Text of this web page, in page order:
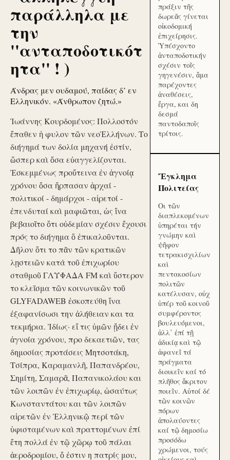
παράλληλα με
την
''ανταποδοτικότ
ητα'' ! )
Άνδρας μεν ουδαμού, παίδας δ’ εν
Ελληνικόν. «Άνθρωπον ζητώ.»
Ἰωάννης Κουρδομένος: Πολλοστόν
ἔπαθεν ἡ φυλον τῶν νεοἙλλήνων. Το
διήγημά των δολία μηχανή ἐστίν,
ὥσπερ καὶ ὅσα εὐαγγελίζονται.
Ἐσκεμμένως προὔτεινα ἐν ἀγνοίᾳ
χρόνου ὅσα ἥρπασαν ἀρχαί -
πολιτικοί - δημάρχοι - αἱρετοί -
ἐπενδυταί καὶ μαφιῶται, ὡς ἵνα
βεβαιοῖτο ὅτι οὐδεμίαν σχέσιν ἔχουσι
πρός το διήγημα ὃ ἐπικαλοῦνται.
Δῆλον ὅτι το πᾶν τῶν κρατικῶν
λῃστειῶν κατὰ τοῦ ἐπιχωρίου
σταθμοῦ ΓΛΥΦΑΔΑ FM καὶ ὕστερον
το κλεῖσμα τῶν κοινωνικῶν τοῦ
GLYFADAWEB ἐσκοπεύθη ἵνα
ἐξαφανίσωσι την ἀλήθειαν και τα
τεκμήρια. Ἰδίως· εἴ τις ὑμῶν ᾔδει ἐν
ἀγνοία χρόνου, προ δεκαετιῶν, τας
δημοσίας προτάσεις Μητσοτάκη,
Τσίπρα, Καραμανλῆ, Παπανδρέου,
Σημίτη, Σαμαρᾶ, Παπανικολάου και
τῶν λοιπῶν ἐν ἐπιχωρίῳ, ὡσαύτως
Κωνσταντάτου και τῶν λοιπῶν
αἱρετῶν ἐν Ἑλληνικῷ περί τῶν
ὑφισταμένων καὶ πραττομένων ἐπί
ἔτη πολλά ἐν τῷ χῶρῳ τοῦ πάλαι
ἀεροδρομίου, ὅ ἐστιν η πατρίς μου,
πράξιν τῆς
δωρεᾶς γίνεται
οἰκοδομική
ἐπιχείρησις.
Ὑπέσχοντο
ἀνταποδοτικήν
σχέσιν τοῖς
γηγενέσιν, ἅμα
παρέχοντες
ἀναθέσεις,
ἔργα, και δη
δεσμά
παντοδαποῖς
τρίτοις.
Ἔγκλημα
Πολιτείας
Οι τῶν
διαπλεκομένων
ὑπηρέται τήν
γνώμην καὶ
ψῆφον
τετρακισχιλίων
καὶ
πεντακοσίων
πολιτῶν
κατέλυσαν, οὐχ
ὑπέρ τοῦ κοινοῦ
συμφέροντος
βουλευόμενοι,
ἀλλ᾽ ἐπί τῇ
ἀδικίᾳ καὶ τῷ
ἀφανεῖ τά
πράγματα
διοικεῖν καί τό
πλῆθος ἄκριτον
ποιεῖν. Αὐτοί δέ
τῶν κοινῶν
πόρων
ἀπολαύοντες
καί τῷ δημοσίω
προσόδω
χρώμενοι, τούς